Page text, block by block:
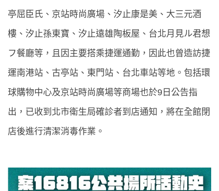
亭屈臣氏、京站時尚廣場、汐止康是美、大三元酒
樓、汐止孫東寶、汐止遠雄陶板屋、台北月見ル君想
フ餐廳等，且因主要搭乘捷運通勤，因此也曾造訪捷
運南港站、古亭站、東門站、台北車站等地。包括環
球購物中心及京站時尚廣場等商場也於9日公告指
出，已收到北市衛生局確診者到店通知，將在全館閉
店後進行清潔消毒作業。